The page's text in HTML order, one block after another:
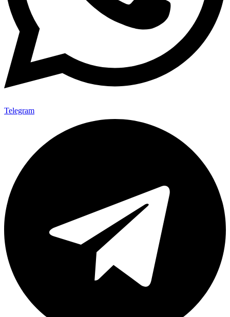
Telegram